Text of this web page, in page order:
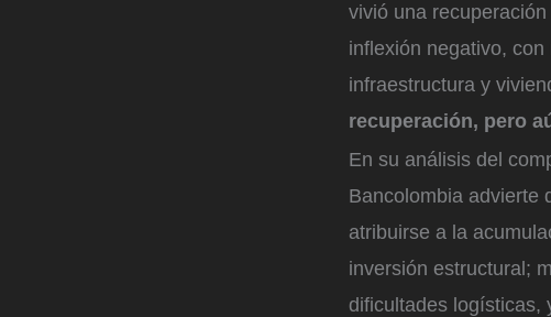
vivió una
inflexión negativo,
infraestructura y
recuperación, pero
En su análisis del
Bancolombia advierte
atribuirse a la
inversión estructural;
dificultades logísticas,